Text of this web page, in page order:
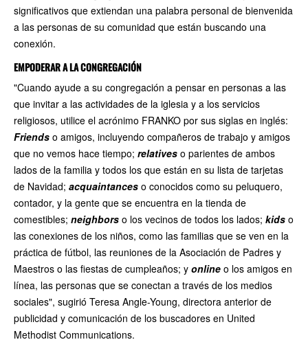
significativos que extiendan una palabra personal de bienvenida
a las personas de su comunidad que están buscando una
conexión.
EMPODERAR A LA CONGREGACIÓN
"Cuando ayude a su congregación a pensar en personas a las
que invitar a las actividades de la iglesia y a los servicios
religiosos, utilice el acrónimo FRANKO por sus siglas en inglés:
Friends o amigos, incluyendo compañeros de trabajo y amigos
que no vemos hace tiempo; relatives o parientes de ambos
lados de la familia y todos los que están en su lista de tarjetas
de Navidad; acquaintances o conocidos como su peluquero,
contador, y la gente que se encuentra en la tienda de
comestibles; neighbors o los vecinos de todos los lados; kids o
las conexiones de los niños, como las familias que se ven en la
práctica de fútbol, las reuniones de la Asociación de Padres y
Maestros o las fiestas de cumpleaños; y online o los amigos en
línea, las personas que se conectan a través de los medios
sociales", sugirió Teresa Angle-Young, directora anterior de
publicidad y comunicación de los buscadores en United
Methodist Communications.